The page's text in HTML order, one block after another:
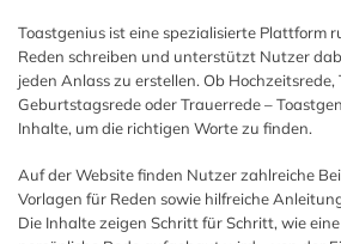
Toastgenius ist eine spezialisierte Plattform
Reden schreiben und unterstützt Nutzer
jeden Anlass zu erstellen. Ob
Geburtstagsrede oder Trauerrede –
Inhalte, um die richtigen Worte zu finden.
Auf der Website finden Nutzer zahlreiche
Vorlagen für Reden sowie hilfreiche
Die Inhalte zeigen Schritt für Schritt, wie